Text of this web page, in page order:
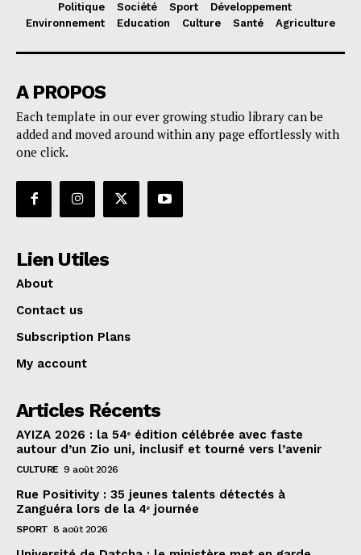
Politique Société Sport
Développement
Environnement
Education Culture Santé Agriculture
A PROPOS
Each template in our ever growing studio library can be
added and moved around within any page effortlessly with
one click.
Lien Utiles
About
Contact us
Subscription Plans
My account
Articles Récents
AYIZA 2026 : la 54ᵉ édition célébrée avec faste
autour d’un Zio uni, inclusif et tourné vers l’avenir
CULTURE 9 août 2026
Rue Positivity : 35 jeunes talents détectés à
Zanguéra lors de la 4ᵉ journée
SPORT 8 août 2026